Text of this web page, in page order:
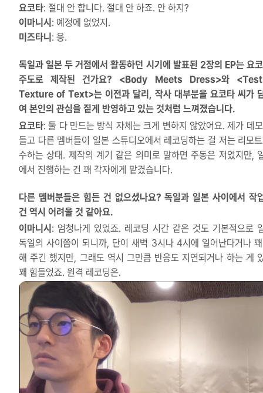
요코타: 절대 안 합니다. 절대 안 하죠. 안 하지?
이마니시 : 예정에 없었지.
미즈타니 : 응.
독일과 일본 두 거점에서 활동하던 시기에 발표된 2장의 EP는 요
주도로 제작된 건가요? <Body Meets Dress>와
Texture of Text>는 이전과 달리, 작사 대부분을 요코타 씨가
여 본인의 관심을 짙게 반영하고 있는 것처럼 느껴졌습니다.
요코타: 둘 다 만드는 방식 자체는 크게 변하지 않았어요. 제가 데
들고 다른 멤버들이 일본 스튜디오에서 레코딩하는 걸 저는 리모
수하는 상태. 제작의 계기 같은 의미로 말하면 주동은 저였지만,
에서 진행하는 건 꽤 각자에게 맡겼습니다.
다른 멤버분들은 힘든 건 없으셨나요? 독일과 일본 사이에서 작
건 역시 어려울 것 같아요.
이마니시 : 엄청나게 있었죠. 레코딩 시간 같은 것도 기본적으로
독일의 사이쯤이 되니까, 단이 새벽 3시나 4시에 일어난다거나
해 주긴 했지만, 그래도 역시 그만큼 반응도 지연되거나 하는 게
꽤 힘들었죠. 원격 레코딩은.